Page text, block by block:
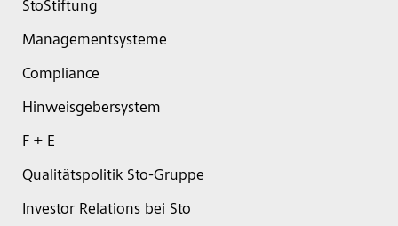
StoStiftung
Managementsysteme
Compliance
Hinweisgebersystem
F + E
Qualitätspolitik Sto-Gruppe
Investor Relations bei Sto